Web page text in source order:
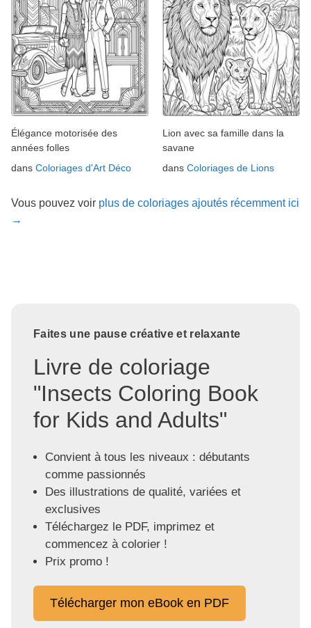
Élégance motorisée des
années folles
dans Coloriages d'Art Déco
Lion avec sa famille dans la
savane
dans Coloriages de Lions
Vous pouvez voir plus de coloriages ajoutés récemment ici
→
Faites une pause créative et relaxante
Livre de coloriage
"Insects Coloring Book
for Kids and Adults"
Convient à tous les niveaux : débutants
comme passionnés
Des illustrations de qualité, variées et
exclusives
Téléchargez le PDF, imprimez et
commencez à colorier !
Prix promo !
Télécharger mon eBook en PDF